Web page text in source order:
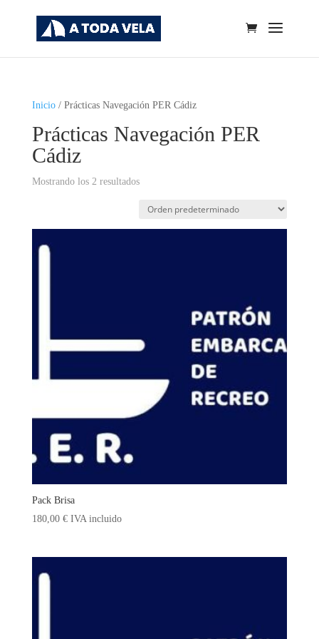
Inicio/ Prácticas Navegación PER Cádiz
Prácticas Navegación PER
Cádiz
Mostrando los 2 resultados
Pack Brisa
180,00 € IVA incluido